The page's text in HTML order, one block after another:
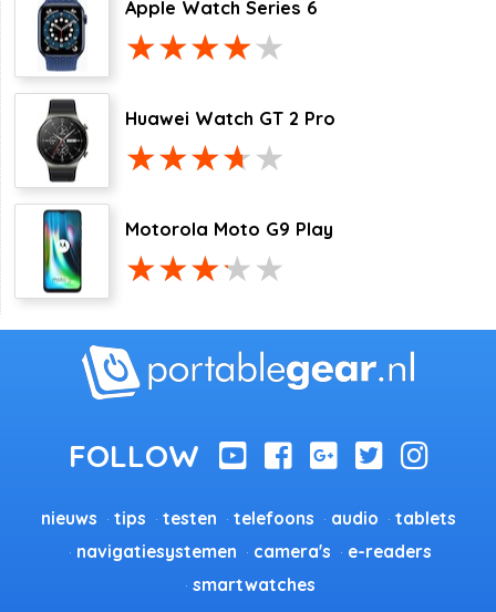
Apple Watch Series 6
Huawei Watch GT 2 Pro
Motorola Moto G9 Play
nieuws tips testen telefoons audio
tablets
navigatiesystemen
camera's
e-readers
smartwatches